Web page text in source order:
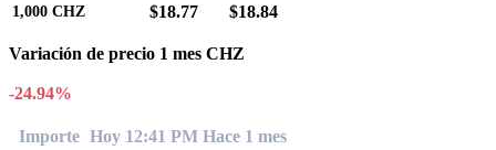
1,000 CHZ $18.77 $18.84
Variación de precio 1 mes CHZ
-24.94%
Importe Hoy 12:41 PM Hace 1 mes